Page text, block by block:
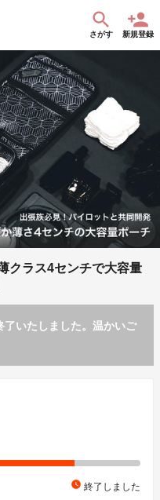
さがす 新規登録
クラス4センチで大容量
いたしました。温かいご
watch_later 終了しました